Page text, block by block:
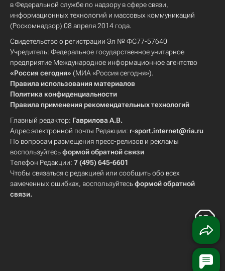
в Федеральной службе по надзору в сфере связи,
информационных технологий и массовых коммуникаций
(Роскомнадзор) 08 апреля 2014 года.
Свидетельство о регистрации Эл № ФС77-57640
Учредитель: Федеральное государственное унитарное
предприятие Международное информационное агентство
«Россия сегодня» (МИА «Россия сегодня»).
Правила использования материалов
Политика конфиденциальности
Правила применения рекомендательных технологий
Главный редактор: Гаврилова А.В.
Адрес электронной почты Редакции: r-sport.internet@ria.ru
По вопросам размещения пресс-релизов и рекламы
воспользуйтесьформой обратной связи
Телефон Редакции: 7 (495) 645-6601
Чтобы связаться с редакцией или сообщить обо всех
замеченных ошибках, воспользуйтесьформой обратной
связи.